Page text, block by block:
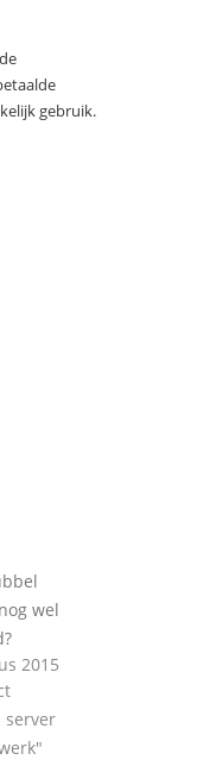
gebruik.
wel
2015
server